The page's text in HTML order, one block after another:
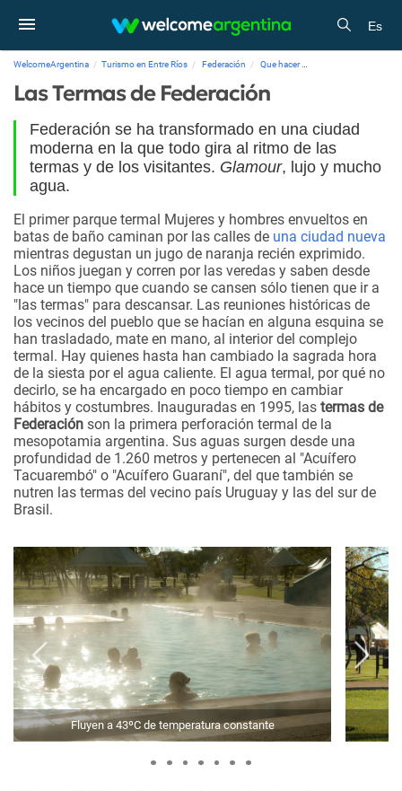
Es
WelcomeArgentina Turismo en Entre Ríos Federación Que hacer
Las Termas de Federación
Federación se ha transformado en una ciudad
moderna en la que todo gira al ritmo de las
termas y de los visitantes. Glamour, lujo y mucho
agua.
El primer parque termal Mujeres y hombres envueltos en
batas de baño caminan por las calles de una ciudad nueva
mientras degustan un jugo de naranja recién exprimido.
Los niños juegan y corren por las veredas y saben desde
hace un tiempo que cuando se cansen sólo tienen que ir a
"las termas" para descansar. Las reuniones históricas de
los vecinos del pueblo que se hacían en alguna esquina se
han trasladado, mate en mano, al interior del complejo
termal. Hay quienes hasta han cambiado la sagrada hora
de la siesta por el agua caliente. El agua termal, por qué no
decirlo, se ha encargado en poco tiempo en cambiar
hábitos y costumbres. Inauguradas en 1995, las termas de
Federación son la primera perforación termal de la
mesopotamia argentina. Sus aguas surgen desde una
profundidad de 1.260 metros y pertenecen al "Acuífero
Tacuarembó" o "Acuífero Guaraní", del que también se
nutren las termas del vecino país Uruguay y las del sur de
Brasil.
Fluyen a 43ºC de temperatura constante